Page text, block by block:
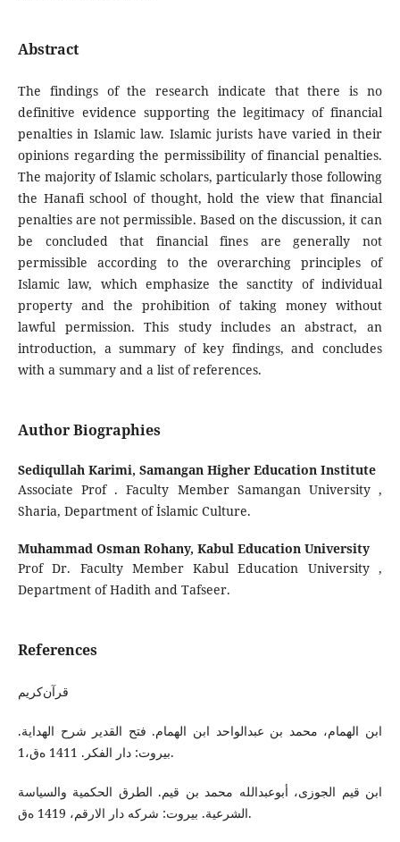
Abstract
The findings of the research indicate that there is no
definitive evidence supporting the legitimacy of financial
penalties in Islamic law. Islamic jurists have varied in their
opinions regarding the permissibility of financial penalties.
The majority of Islamic scholars, particularly those following
the Hanafi school of thought, hold the view that financial
penalties are not permissible. Based on the discussion, it can
be concluded that financial fines are generally not
permissible according to the overarching principles of
Islamic law, which emphasize the sanctity of individual
property and the prohibition of taking money without
lawful permission. This study includes an abstract, an
introduction, a summary of key findings, and concludes
with a summary and a list of references.
Author Biographies
Sediqullah Karimi, Samangan Higher Education Institute
Associate Prof . Faculty Member Samangan University ,
Sharia, Department of İslamic Culture.
Muhammad Osman Rohany, Kabul Education University
Prof Dr. Faculty Member Kabul Education University ,
Department of Hadith and Tafseer.
References
قرآن‌کریم
ابن الهمام، محمد بن عبدالواحد ابن الهمام. فتح القدیر شرح الهدایة.
بیروت: دار الفکر. 1411 ه‌ق،1.
ابن قیم الجوزی، أبوعبدالله محمد بن قیم. الطرق الحکمیة والسیاسة
الشرعیة. بیروت: شرکه دار الارقم، 1419 ه‌ق.